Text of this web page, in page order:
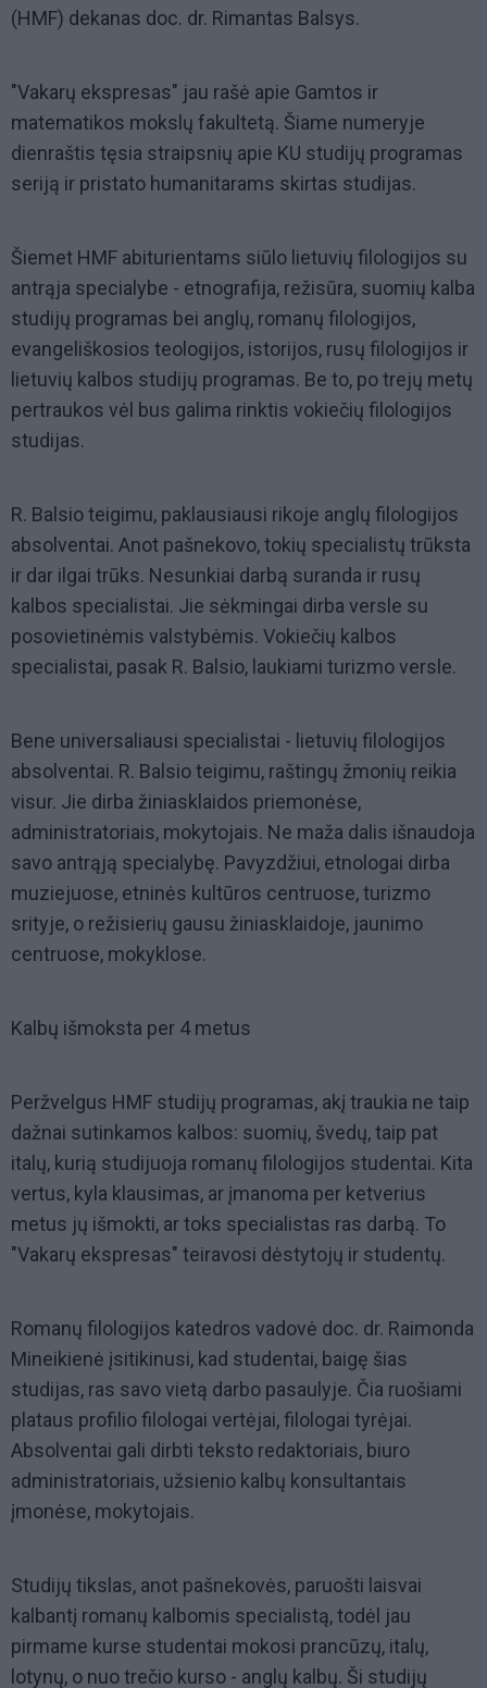
(HMF) dekanas doc. dr. Rimantas Balsys.
"Vakarų ekspresas" jau rašė apie Gamtos ir
matematikos mokslų fakultetą. Šiame numeryje
dienraštis tęsia straipsnių apie KU studijų programas
seriją ir pristato humanitarams skirtas studijas.
Šiemet HMF abiturientams siūlo lietuvių filologijos su
antrąja specialybe - etnografija, režisūra, suomių kalba
studijų programas bei anglų, romanų filologijos,
evangeliškosios teologijos, istorijos, rusų filologijos ir
lietuvių kalbos studijų programas. Be to, po trejų metų
pertraukos vėl bus galima rinktis vokiečių filologijos
studijas.
R. Balsio teigimu, paklausiausi rikoje anglų filologijos
absolventai. Anot pašnekovo, tokių specialistų trūksta
ir dar ilgai trūks. Nesunkiai darbą suranda ir rusų
kalbos specialistai. Jie sėkmingai dirba versle su
posovietinėmis valstybėmis. Vokiečių kalbos
specialistai, pasak R. Balsio, laukiami turizmo versle.
Bene universaliausi specialistai - lietuvių filologijos
absolventai. R. Balsio teigimu, raštingų žmonių reikia
visur. Jie dirba žiniasklaidos priemonėse,
administratoriais, mokytojais. Ne maža dalis išnaudoja
savo antrąją specialybę. Pavyzdžiui, etnologai dirba
muziejuose, etninės kultūros centruose, turizmo
srityje, o režisierių gausu žiniasklaidoje, jaunimo
centruose, mokyklose.
Kalbų išmoksta per 4 metus
Peržvelgus HMF studijų programas, akį traukia ne taip
dažnai sutinkamos kalbos: suomių, švedų, taip pat
italų, kurią studijuoja romanų filologijos studentai. Kita
vertus, kyla klausimas, ar įmanoma per ketverius
metus jų išmokti, ar toks specialistas ras darbą. To
"Vakarų ekspresas" teiravosi dėstytojų ir studentų.
Romanų filologijos katedros vadovė doc. dr. Raimonda
Mineikienė įsitikinusi, kad studentai, baigę šias
studijas, ras savo vietą darbo pasaulyje. Čia ruošiami
plataus profilio filologai vertėjai, filologai tyrėjai.
Absolventai gali dirbti teksto redaktoriais, biuro
administratoriais, užsienio kalbų konsultantais
įmonėse, mokytojais.
Studijų tikslas, anot pašnekovės, paruošti laisvai
kalbantį romanų kalbomis specialistą, todėl jau
pirmame kurse studentai mokosi prancūzų, italų,
lotynų, o nuo trečio kurso - anglų kalbų. Ši studijų